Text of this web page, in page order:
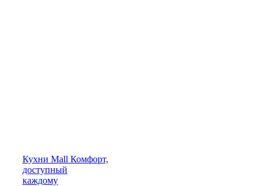
Кухни Mall Комфорт,
доступный
каждому